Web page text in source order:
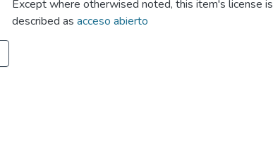
Except where otherwised noted, this item's license is
described as acceso abierto